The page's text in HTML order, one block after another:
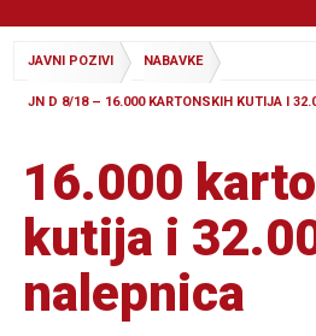
JAVNI POZIVI NABAVKE
JN D 8/18 – 16.000 KARTONSKIH KUTIJA I
16.000
kutija i
nalepnica